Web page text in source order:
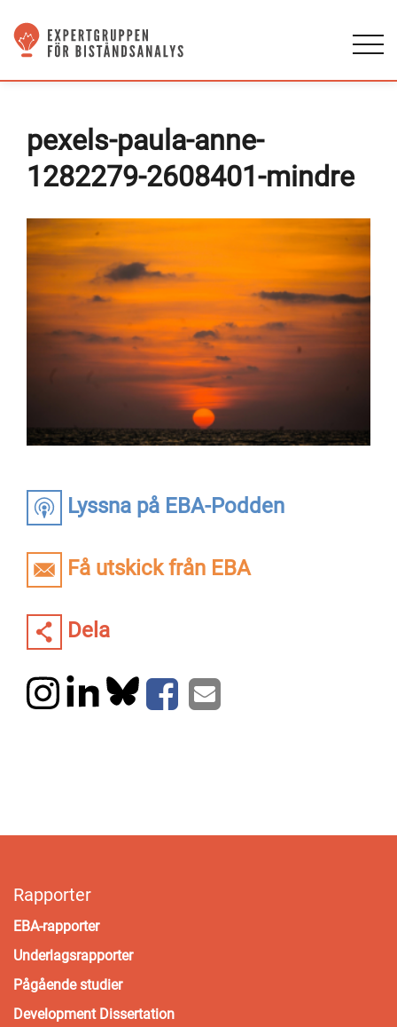
Lyssna på EBA-Podden
Få utskick från EBA
Dela
pexels-paula-anne-
1282279-2608401-mindre
Rapporter
EBA-rapporter
Underlagsrapporter
Pågående studier
Development Dissertation